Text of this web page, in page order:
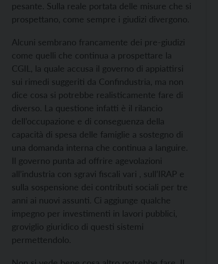
pesante. Sulla reale portata delle misure che si
prospettano, come sempre i giudizi divergono.
Alcuni sembrano francamente dei pre-giudizi
come quelli che continua a prospettare la
CGIL, la quale accusa il governo di appiattirsi
sui rimedi suggeriti da Confindustria, ma non
dice cosa si potrebbe realisticamente fare di
diverso. La questione infatti è il rilancio
dell’occupazione e di conseguenza della
capacità di spesa delle famiglie a sostegno di
una domanda interna che continua a languire.
Il governo punta ad offrire agevolazioni
all’industria con sgravi fiscali vari , sull’IRAP e
sulla sospensione dei contributi sociali per tre
anni ai nuovi assunti. Ci aggiunge qualche
impegno per investimenti in lavori pubblici,
groviglio giuridico di questi sistemi
permettendolo.